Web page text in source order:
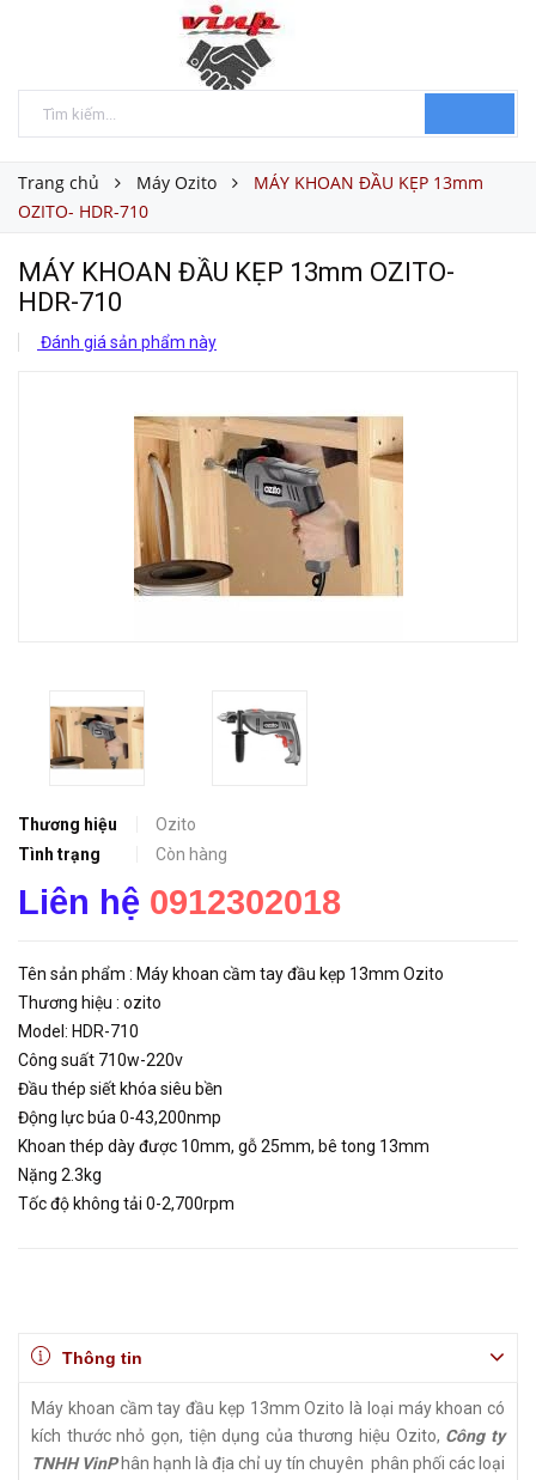
Trang chủ Máy Ozito
MÁY KHOAN ĐẦU KẸP 13mm
OZITO- HDR-710
MÁY KHOAN ĐẦU KẸP 13mm OZITO-
HDR-710
Đánh giá sản phẩm này
Thương hiệu
Ozito
Tình trạng
Còn hàng
Liên hệ 0912302018
Tên sản phẩm : Máy khoan cầm tay đầu kẹp 13mm Ozito
Thương hiệu : ozito
Model: HDR-710
Công suất 710w-220v
Đầu thép siết khóa siêu bền
Động lực búa 0-43,200nmp
Khoan thép dày được 10mm, gỗ 25mm, bê tong 13mm
Nặng 2.3kg
Tốc độ không tải 0-2,700rpm
Thông tin
Máy khoan cầm tay đầu kẹp 13mm Ozito là loại máy khoan có
kích thước nhỏ gọn, tiện dụng của thương hiệu Ozito, Công ty
TNHH VinPhân hạnh là địa chỉ uy tín chuyên phân phối các loại